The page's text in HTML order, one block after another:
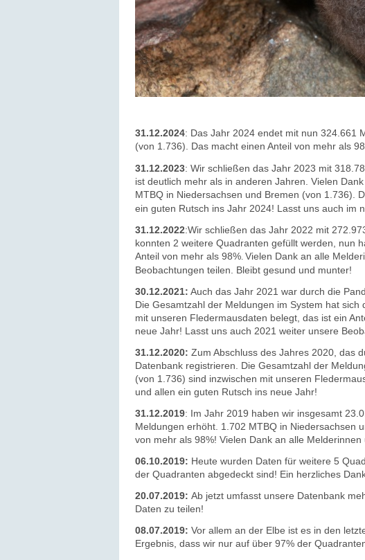
31.12.2024: Das Jahr 2024 endet mit nun 324.661
(von 1.736). Das macht einen Anteil von mehr als
31.12.2023: Wir schließen das Jahr 2023 mit
ist deutlich mehr als in anderen Jahren. Vielen
MTBQ in Niedersachsen und Bremen (von 1.736).
ein guten Rutsch ins Jahr 2024! Lasst uns auch im
31.12.2022:Wir schließen das Jahr 2022 mit
konnten 2 weitere Quadranten gefüllt werden, nun
Anteil von mehr als 98%. Vielen Dank an alle
Beobachtungen teilen.
Bleibt gesund und munter!
30.12.2021: Auch das Jahr 2021 war durch die
Die Gesamtzahl der Meldungen im System hat sich
mit unseren Fledermausdaten belegt, das ist ein
neue Jahr! Lasst uns auch 2021 weiter unsere
31.12.2020: Zum Abschluss des Jahres 2020, das
Datenbank registrieren. Die Gesamtzahl der
(von 1.736) sind inzwischen mit unseren
und allen ein guten Rutsch ins neue Jahr!
31.12.2019: Im Jahr 2019 haben wir insgesamt
Meldungen erhöht. 1.702 MTBQ in Niedersachsen
von mehr als 98%! Vielen Dank an alle Melderinnen
06.10.2019: Heute wurden Daten für weitere 5
der Quadranten abgedeckt sind! Ein herzliches
20.07.2019: Ab jetzt umfasst unsere Datenbank
Daten zu teilen!
08.07.2019: Vor allem an der Elbe ist es in den
Ergebnis, dass wir nur auf über 97% der